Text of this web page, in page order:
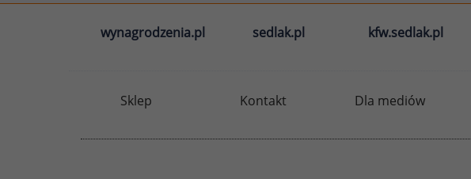
wynagrodzenia.pl sedlak.pl kfw.sedlak.pl
Sklep Kontakt Dla mediów